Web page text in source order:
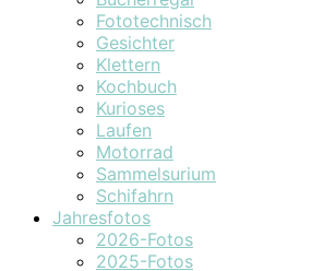
Fototechnisch
Gesichter
Klettern
Kochbuch
Kurioses
Laufen
Motorrad
Sammelsurium
Schifahrn
Jahresfotos
2026-Fotos
2025-Fotos